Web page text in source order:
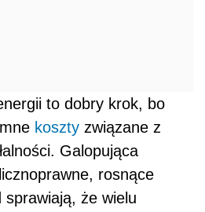
to dobry krok, bo
koszty związane z
Galopująca
rosnące
sprawiają, że wielu